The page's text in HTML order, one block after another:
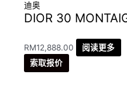
迪奥
DIOR 30
RM12,888.00
阅读更多
索取报价